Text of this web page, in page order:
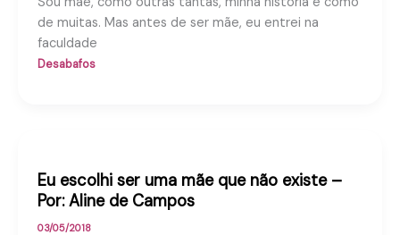
de muitas. Mas antes de ser mãe, eu entrei na
faculdade
Desabafos
Eu escolhi ser uma mãe que não existe –
Por: Aline de Campos
03/05/2018